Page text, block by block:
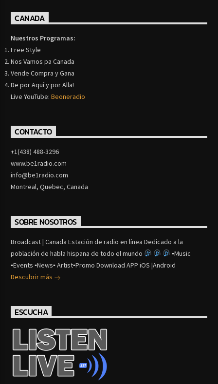
CANADA
Nuestros Programas:
Free Style
Nos Vamos pa Canada
Vende Compra y Gana
De por Aquí y por Alla!
Live YouTube:Beoneradio
CONTACTO
+1(438) 488-3296
www.be1radio.com
info@be1radio.com
Montreal, Quebec, Canada
SOBRE NOSOTROS
Broadcast | Canada Estación de radio en línea Dedicado a la
población de habla hispana de todo el mundo
▪Music
▪Events ▪News▪ Artist▪Promo Download APP iOS |Android
Descubrir más
ESCUCHA